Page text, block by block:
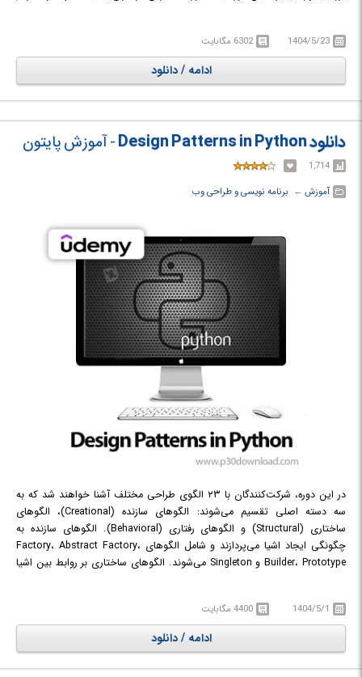
به یک متخصص Node.js تبدیل شوند. در این دوره از پروژه‌های طولانی و
پیچیده با پیکربندی‌های زیاد و ابزارهای جانبی که به سرعت منسوخ می‌شوند،
اجتناب شده است. در عوض، درس‌های مختصر و متمرکزی ارائه می‌شود که به
ارتقای مهارت‌های Node.js و تعمیق درک فراگیران از Node.js کمک می‌کند.
Performance با مفاهیم پیشرفته Node.js آشنا خواهید شد.
1404/5/23 6302 مگابایت
ادامه / دانلود
دانلود Design Patterns in Python - آموزش پایتون
1,714
آموزش ← ‏ برنامه نویسی و طراحی وب
در این دوره، شرکت‌کنندگان با ۲۳ الگوی طراحی مختلف آشنا خواهند شد که به
سه دسته اصلی تقسیم می‌شوند: الگوهای سازنده (Creational)، الگوهای
ساختاری (Structural) و الگوهای رفتاری (Behavioral). الگوهای سازنده به
چگونگی ایجاد اشیا می‌پردازند و شامل الگوهای Factory، Abstract Factory،
Builder، Prototype و Singleton می‌شوند. الگوهای ساختاری بر روابط بین اشیا
تخصیص مسئولیت‌ها بین اشیا را مورد بررسی قرار می‌دهند و شامل الگوهای
Command، Chain of Responsibility، Observer Pattern، Interpreter،
Iterator، Mediator، Memento، State، Strategy، Template و Visitor
می‌باشند. این دوره فرصتی جامع برای درک و پیاده‌سازی این الگوهای مهم در
1404/5/1 4400 مگابایت
ادامه / دانلود